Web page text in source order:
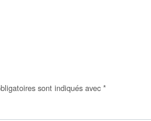
sont indiqués avec *